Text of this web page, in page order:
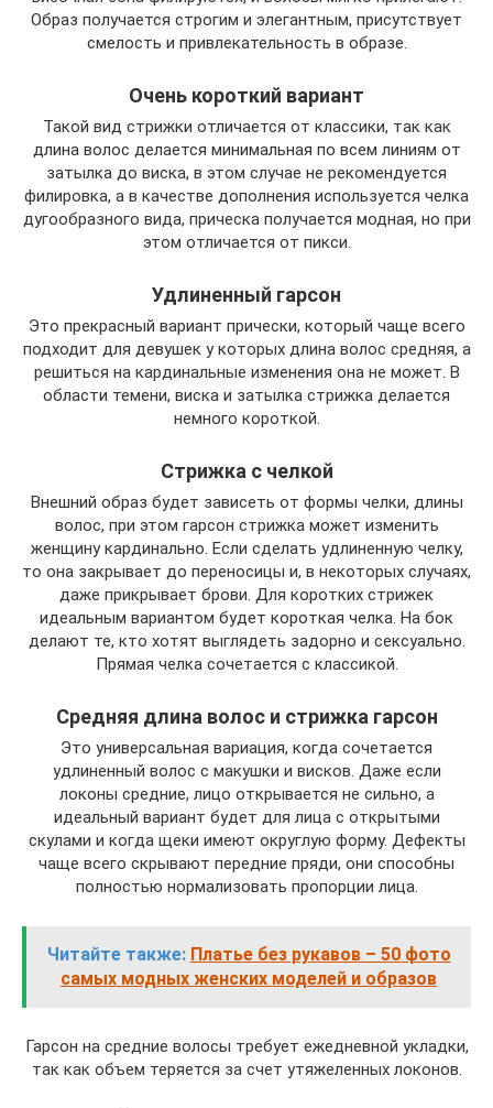
Образ получается строгим и элегантным, присутствует
смелость и привлекательность в образе.
Очень короткий вариант
Такой вид стрижки отличается от классики, так как
длина волос делается минимальная по всем линиям от
затылка до виска, в этом случае не рекомендуется
филировка, а в качестве дополнения используется челка
дугообразного вида, прическа получается модная, но при
этом отличается от пикси.
Удлиненный гарсон
Это прекрасный вариант прически, который чаще всего
подходит для девушек у которых длина волос средняя, а
решиться на кардинальные изменения она не может. В
области темени, виска и затылка стрижка делается
немного короткой.
Стрижка с челкой
Внешний образ будет зависеть от формы челки, длины
волос, при этом гарсон стрижка может изменить
женщину кардинально. Если сделать удлиненную челку,
то она закрывает до переносицы и, в некоторых случаях,
даже прикрывает брови. Для коротких стрижек
идеальным вариантом будет короткая челка. На бок
делают те, кто хотят выглядеть задорно и сексуально.
Прямая челка сочетается с классикой.
Средняя длина волос и стрижка гарсон
Это универсальная вариация, когда сочетается
удлиненный волос с макушки и висков. Даже если
локоны средние, лицо открывается не сильно, а
идеальный вариант будет для лица с открытыми
скулами и когда щеки имеют округлую форму. Дефекты
чаще всего скрывают передние пряди, они способны
полностью нормализовать пропорции лица.
Читайте также: Платье без рукавов – 50 фото
самых модных женских моделей и образов
Гарсон на средние волосы требует ежедневной укладки,
так как объем теряется за счет утяжеленных локонов.